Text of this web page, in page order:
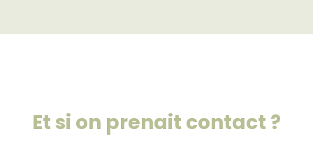
Et si on prenait contact ?